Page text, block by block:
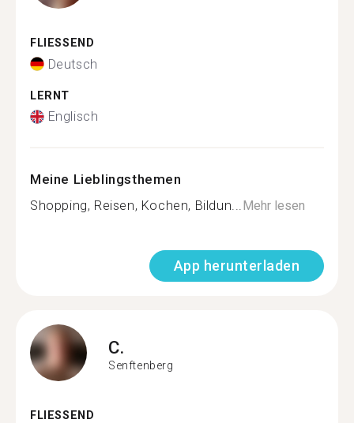
FLIESSEND
Deutsch
LERNT
Englisch
Meine Lieblingsthemen
Shopping, Reisen, Kochen, Bildun...Mehr lesen
App herunterladen
C.
Senftenberg
FLIESSEND